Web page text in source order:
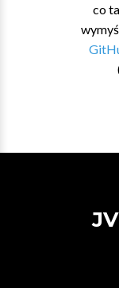
co